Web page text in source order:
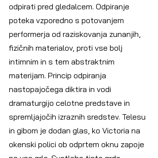
odpirati pred gledalcem. Odpiranje
poteka vzporedno s potovanjem
performerja od raziskovanja zunanjih,
fizičnih materialov, proti vse bolj
intimnim in s tem abstraktnim
materijam. Princip odpiranja
nastopajočega diktira in vodi
dramaturgijo celotne predstave in
spremljajočih izraznih sredstev. Telesu
in gibom je dodan glas, ko Victoria na
okenski polici ob odprtem oknu zapoje